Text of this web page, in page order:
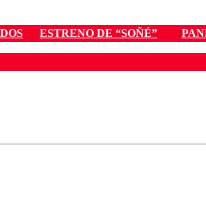
ESTRENO DE “SOÑÉ”